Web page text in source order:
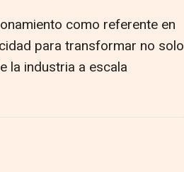
como referente en
para transformar no solo
la industria a escala